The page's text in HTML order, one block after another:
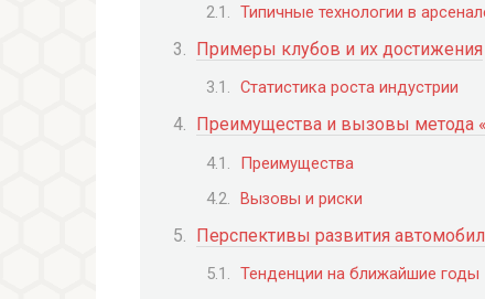
Типичные технологии в
Примеры клубов и их достижения
Статистика роста индустрии
Преимущества и вызовы метода
Преимущества
Вызовы и риски
Перспективы развития
Тенденции на ближайшие годы